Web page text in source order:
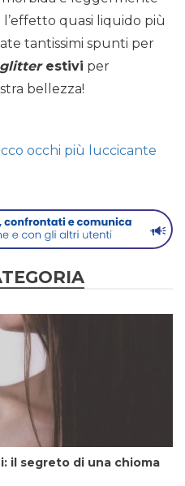
quasi liquido più
tantissimi spunti per
estivi per
bellezza!
occhi più luccicante
il segreto di una chioma